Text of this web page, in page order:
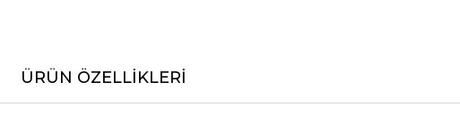
ÜRÜN ÖZELLIKLERI